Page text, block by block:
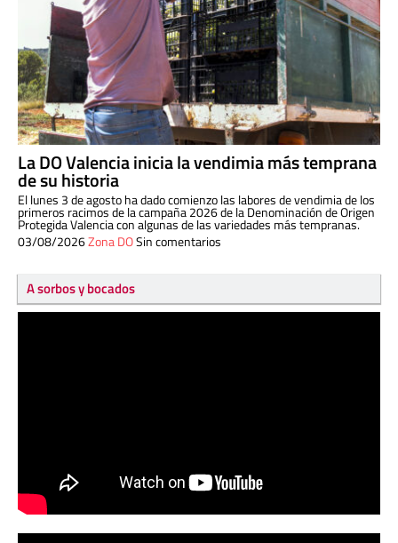
La DO Valencia inicia la vendimia más temprana
de su historia
El lunes 3 de agosto ha dado comienzo las labores de vendimia de los
primeros racimos de la campaña 2026 de la Denominación de Origen
Protegida Valencia con algunas de las variedades más tempranas.
03/08/2026Zona DOSin comentarios
A sorbos y bocados